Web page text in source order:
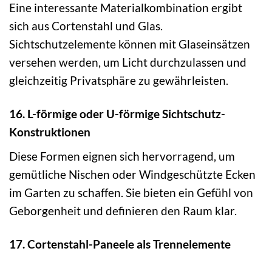
Eine interessante Materialkombination ergibt
sich aus Cortenstahl und Glas.
Sichtschutzelemente können mit Glaseinsätzen
versehen werden, um Licht durchzulassen und
gleichzeitig Privatsphäre zu gewährleisten.
16. L-förmige oder U-förmige Sichtschutz-
Konstruktionen
Diese Formen eignen sich hervorragend, um
gemütliche Nischen oder Windgeschützte Ecken
im Garten zu schaffen. Sie bieten ein Gefühl von
Geborgenheit und definieren den Raum klar.
17. Cortenstahl-Paneele als Trennelemente